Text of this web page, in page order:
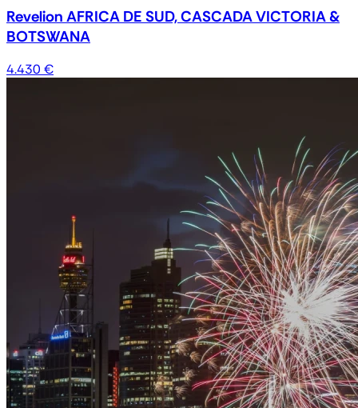
Revelion AFRICA DE SUD, CASCADA VICTORIA &
BOTSWANA
4.430 €